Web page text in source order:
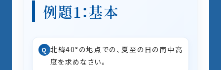
例題1：基本
Q 北緯40°の地点での、夏至の日の南中高
度を求めなさい。